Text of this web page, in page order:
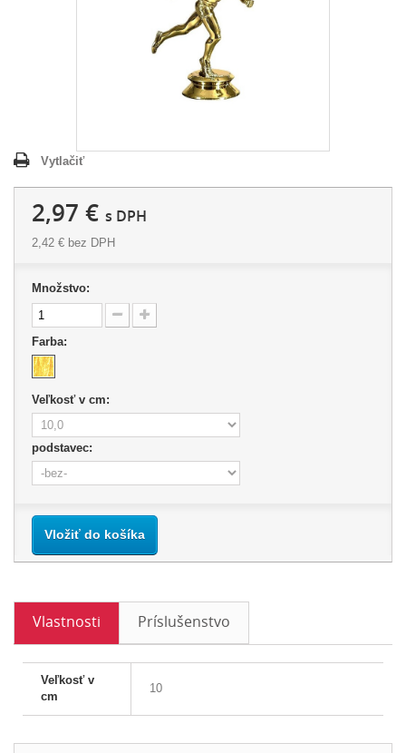
Vytlačiť
2,97 € s DPH
2,42 € bez DPH
Množstvo:
Farba:
Veľkosť v cm:
podstavec:
Vložiť do košíka
Vlastnosti Príslušenstvo
Veľkosť v
cm
10